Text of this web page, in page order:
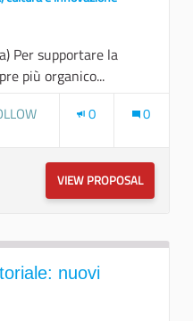
Per supportare la
più organico...
0 0
VIEW PROPOSAL
nuovi